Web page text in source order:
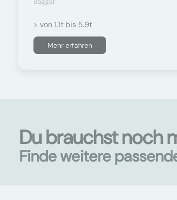
> von 1.1t bis 5.9t
Mehr erfahren
Du brauchst noch
Finde weitere